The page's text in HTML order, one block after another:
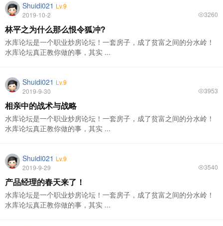
Shuidi021 Lv.9
2019-10-2
3260
林平之为什么那么恨令狐冲?
水库论坛是一个职业炒房论坛！一套房子，成了贫富之间的分水岭！
水库论坛真正教你做的事，其实 ...
Shuidi021 Lv.9
2019-9-30
3953
相亲中的战术与战略
水库论坛是一个职业炒房论坛！一套房子，成了贫富之间的分水岭！
水库论坛真正教你做的事，其实 ...
Shuidi021 Lv.9
2019-9-29
3540
产品经理的春天来了！
水库论坛是一个职业炒房论坛！一套房子，成了贫富之间的分水岭！
水库论坛真正教你做的事，其实 ...